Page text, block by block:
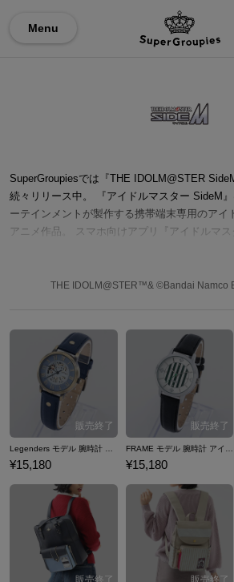
Menu
SuperGroupiesでは『THE IDOLM@STER
続々リリース中。 『アイドルマスター SideM
ーテインメントが製作する携帯端末専用のアイ
アニメ作品。 スマホ向けアプリ『アイドルマ
@GE！』も登場。プレイヤーは芸能事務所「
ドルたちをプロデュースする＿＿。ユニット曲
r」「S.E.M」などユニットコラボの腕時計やシ
やアウターなど…『アイドルマスター SideM』
テムをご紹介いたします。
THE IDOLM@STER™& ©Bandai Namco
¥15,180 ¥15,180